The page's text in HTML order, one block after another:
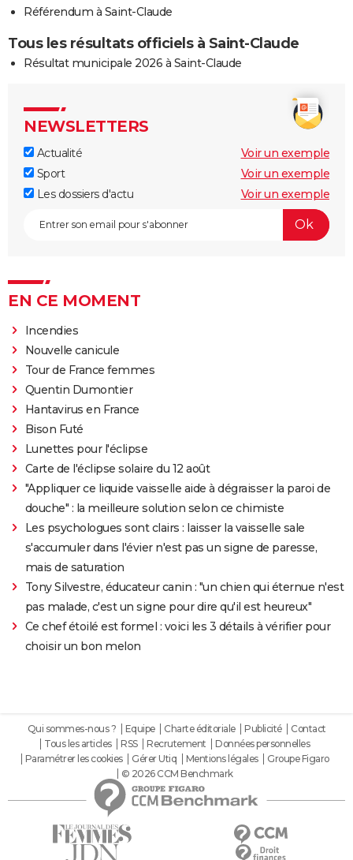
Référendum à Saint-Claude
Tous les résultats officiels à Saint-Claude
Résultat municipale 2026 à Saint-Claude
NEWSLETTERS
Actualité
Voir un exemple
Sport
Voir un exemple
Les dossiers d'actu
Voir un exemple
EN CE MOMENT
Incendies
Nouvelle canicule
Tour de France femmes
Quentin Dumontier
Hantavirus en France
Bison Futé
Lunettes pour l'éclipse
Carte de l'éclipse solaire du 12 août
"Appliquer ce liquide vaisselle aide à dégraisser la paroi de
douche" : la meilleure solution selon ce chimiste
Les psychologues sont clairs : laisser la vaisselle sale
s'accumuler dans l'évier n'est pas un signe de paresse,
mais de saturation
Tony Silvestre, éducateur canin : "un chien qui éternue n'est
pas malade, c'est un signe pour dire qu'il est heureux"
Ce chef étoilé est formel : voici les 3 détails à vérifier pour
choisir un bon melon
Qui sommes-nous ? Equipe Charte éditoriale Publicité
Contact
Tous les articles
RSS Recrutement
Données personnelles
Paramétrer les cookies
Gérer Utiq Mentions légales
Groupe Figaro
© 2026 CCM Benchmark